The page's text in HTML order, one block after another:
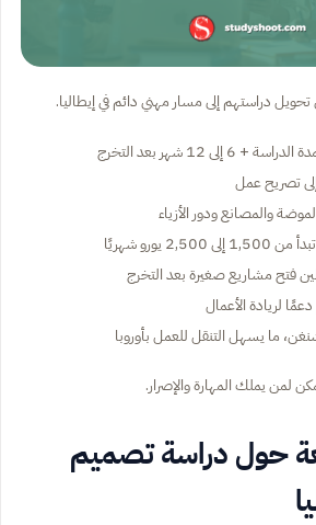
دراستهم إلى مسار مهني دائم في إيطاليا.
12 شهر بعد التخرج
تصريح عمل
والمصانع ودور الأزياء
يورو شهريًا
فتح مشاريع صغيرة بعد التخرج
لريادة الأعمال
ما يسهل التنقل للعمل بأوروبا
لمن يملك المهارة والإصرار.
حول دراسة تصميم